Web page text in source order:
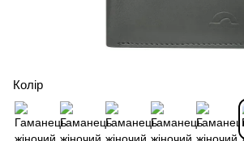
Колір